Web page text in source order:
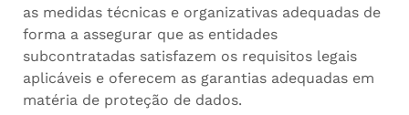
as medidas técnicas e organizativas adequadas de
forma a assegurar que as entidades
subcontratadas satisfazem os requisitos legais
aplicáveis e oferecem as garantias adequadas em
matéria de proteção de dados.